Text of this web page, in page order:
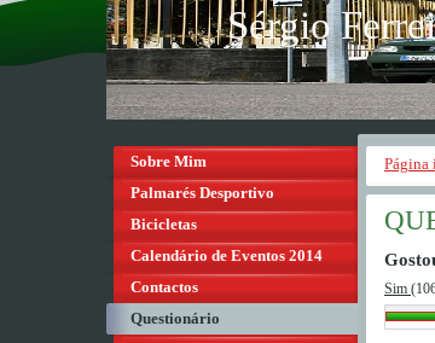
Sérgio
Sim
Sobre Mim
Palmarés Desportivo
Bicicletas
Calendário de Eventos 2014
Contactos
Questionário